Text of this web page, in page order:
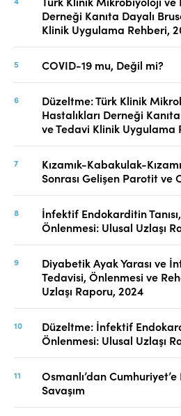
Derneği Kanıta Dayalı
Klinik Uygulama Rehberi,
COVID-19 mu, Değil mi?
Düzeltme: Türk Klinik
Hastalıkları Derneği
ve Tedavi Klinik Uygulama
Kızamık-Kabakulak-
Sonrası Gelişen Parotit ve
İnfektif Endokarditin
Önlenmesi: Ulusal Uzlaşı
Diyabetik Ayak Yarası ve
Tedavisi, Önlenmesi ve
Uzlaşı Raporu, 2024
Düzeltme: İnfektif
Önlenmesi: Ulusal Uzlaşı
Osmanlı’dan
Savaşım